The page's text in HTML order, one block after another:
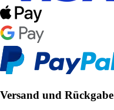
Versand und Rückgabe